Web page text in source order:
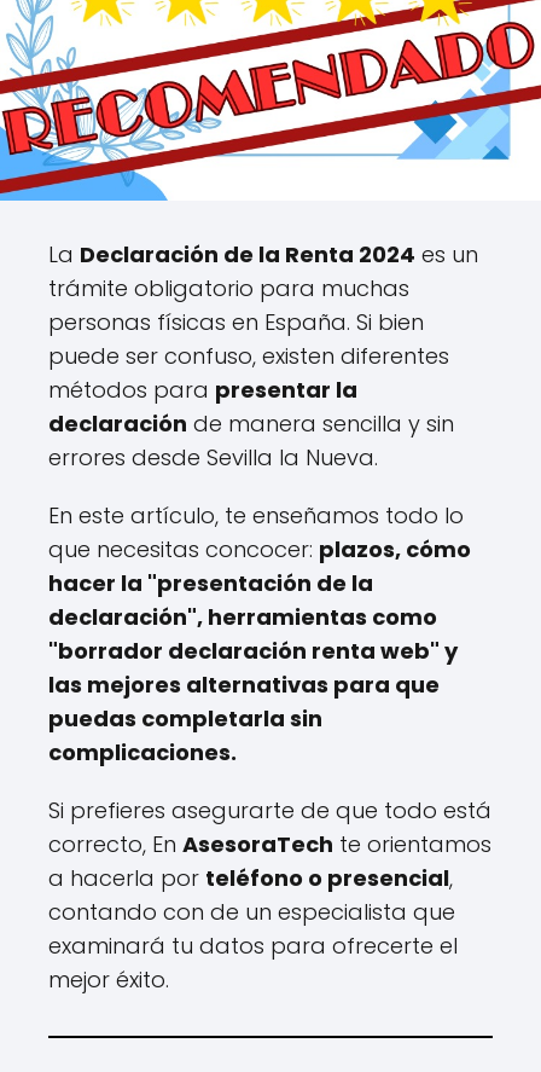
La Declaración de la Renta 2024 es un
trámite obligatorio para muchas
personas físicas en España. Si bien
puede ser confuso, existen diferentes
métodos para presentar la
declaración de manera sencilla y sin
errores desde Sevilla la Nueva.
En este artículo, te enseñamos todo lo
que necesitas concocer: plazos, cómo
hacer la "presentación de la
declaración", herramientas como
"borrador declaración renta web" y
las mejores alternativas para que
puedas completarla sin
complicaciones.
Si prefieres asegurarte de que todo está
correcto, En AsesoraTech te orientamos
a hacerla por teléfono o presencial,
contando con de un especialista que
examinará tu datos para ofrecerte el
mejor éxito.